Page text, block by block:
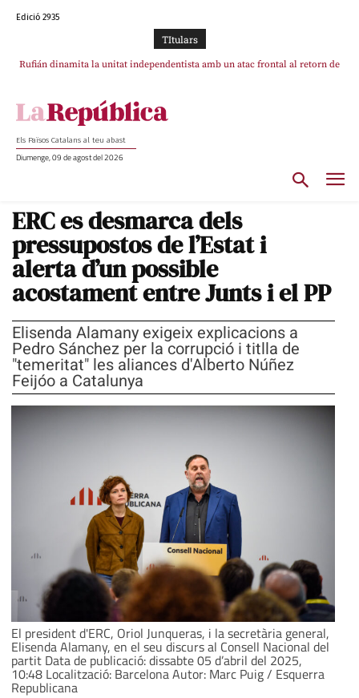
Edició 2935
TItulars
Rufián dinamita la unitat independentista amb un atac frontal al retorn de
Puigdemont reivindica la transparència del seu retorn i manté el pols ferm
Els Països Catalans al teu abast
Diumenge, 09 de agost del 2026
ERC es desmarca dels
pressupostos de l’Estat i
alerta d’un possible
acostament entre Junts i el PP
Elisenda Alamany exigeix explicacions a
Pedro Sánchez per la corrupció i titlla de
"temeritat" les aliances d'Alberto Núñez
Feijóo a Catalunya
El president d'ERC, Oriol Junqueras, i la secretària general,
Elisenda Alamany, en el seu discurs al Consell Nacional del
partit Data de publicació: dissabte 05 d’abril del 2025,
10:48 Localització: Barcelona Autor: Marc Puig / Esquerra
Republicana